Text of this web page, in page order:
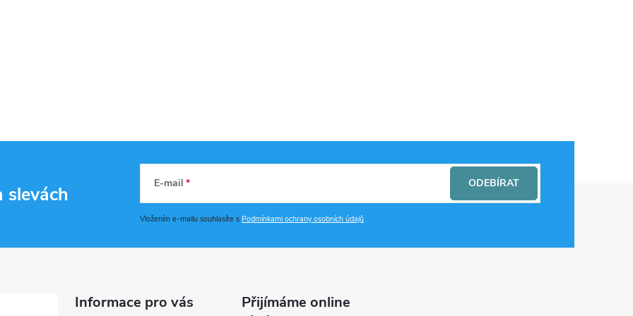
slevách E-mail
Vložením e-mailu souhlasíte s Podmínkami ochrany osobních údajů
ODEBÍRAT
Informace pro vás
Přijímáme online